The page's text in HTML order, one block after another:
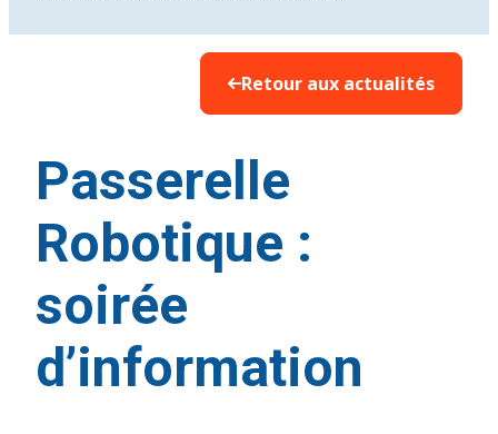
Retour aux actualités
Passerelle
Robotique :
soirée
d’information